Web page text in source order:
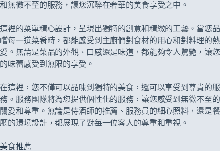
和無微不至的服務，讓您沉醉在奢華的美食享受之中。
這裡的菜單精心設計，呈現出獨特的創意和精緻的工藝。當您品
嚐每一道菜肴時，都能感受到主廚們對食材的用心和對料理的熱
愛。無論是菜品的外觀、口感還是味道，都能夠令人驚艷，讓您
的味蕾感受到無限的享受。
在這裡，您不僅可以品味到獨特的美食，還可以享受到尊貴的服
務。服務團隊將為您提供個性化的服務，讓您感受到無微不至的
關愛和尊重。無論是侍酒師的推薦、服務員的細心照料，還是餐
廳的環境設計，都展現了對每一位客人的尊重和重視。
美食推薦